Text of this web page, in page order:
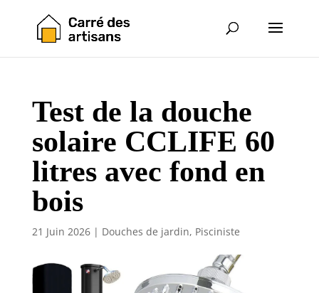
Test de la douche
solaire CCLIFE 60
litres avec fond en
bois
21 Juin 2026| Douches de jardin, Pisciniste